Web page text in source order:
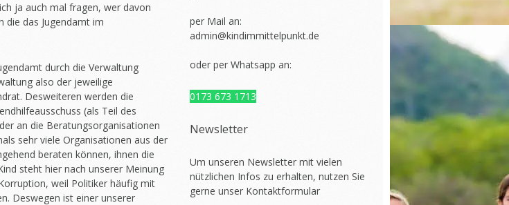
ja auch mal fragen, wer davon
die das Jugendamt im
durch die Verwaltung
also der jeweilige
Desweiteren werden die
(als Teil des
an die Beratungsorganisationen
sehr viele Organisationen aus der
beraten können, ihnen die
steht hier nach unserer Meinung
weil Politiker häufig mit
Deswegen ist einer unserer
per Mail an:
admin@kindimmittelpunkt.de
oder per Whatsapp an:
0173 673 1713
Newsletter
Um unseren Newsletter mit vielen
nützlichen Infos zu erhalten, nutzen Sie
gerne unser Kontaktformular